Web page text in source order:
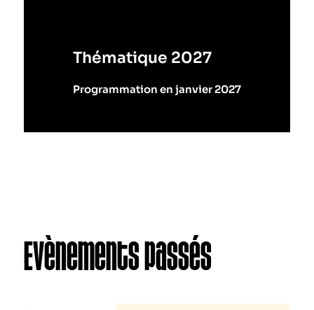
Thématique 2027
Programmation en janvier 2027
Evènements passés